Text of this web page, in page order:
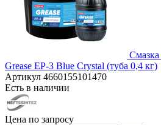
Grease EP-3 Blue Crystal (туба 0,4 кг)
Артикул 4660155101470
Есть в наличии
Цена по запросу